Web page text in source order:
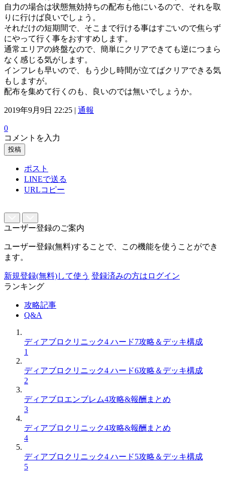
自力の場合は状態無効持ちの配布も他にいるので、それを取
りに行けば良いでしょう。
それだけの短期間で、そこまで行ける事はすごいので焦らず
にやって行く事をおすすめします。
通常エリアの終盤なので、簡単にクリアできても逆につまら
なく感じる気がします。
インフレも早いので、もう少し時間が立てばクリアできる気
もしますが。
配布を集めて行くのも、良いのでは無いでしょうか。
2019年9月9日 22:25 | 通報
0
コメントを入力
投稿
ポスト
LINEで送る
URLコピー
ユーザー登録のご案内
ユーザー登録(無料)することで、この機能を使うことができ
ます。
新規登録(無料)して使う 登録済みの方はログイン
ランキング
攻略記事
Q&A
ディアブロクリニック4 ハード7攻略＆デッキ構成
1
ディアブロクリニック4 ハード6攻略＆デッキ構成
2
ディアブロエンブレム4攻略&報酬まとめ
3
ディアブロクリニック4攻略&報酬まとめ
4
ディアブロクリニック4 ハード5攻略＆デッキ構成
5